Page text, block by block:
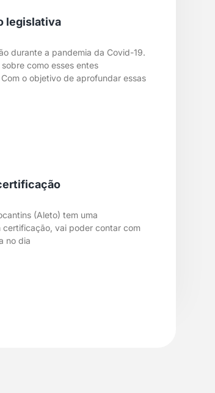
legislativa
durante a pandemia da Covid-19.
como esses entes
o objetivo de aprofundar essas
(Aleto) tem uma
vai poder contar com
no dia